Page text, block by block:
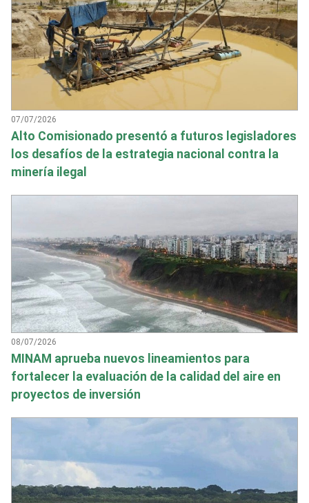
07/07/2026
Alto Comisionado presentó a futuros legisladores
los desafíos de la estrategia nacional contra la
minería ilegal
08/07/2026
MINAM aprueba nuevos lineamientos para
fortalecer la evaluación de la calidad del aire en
proyectos de inversión